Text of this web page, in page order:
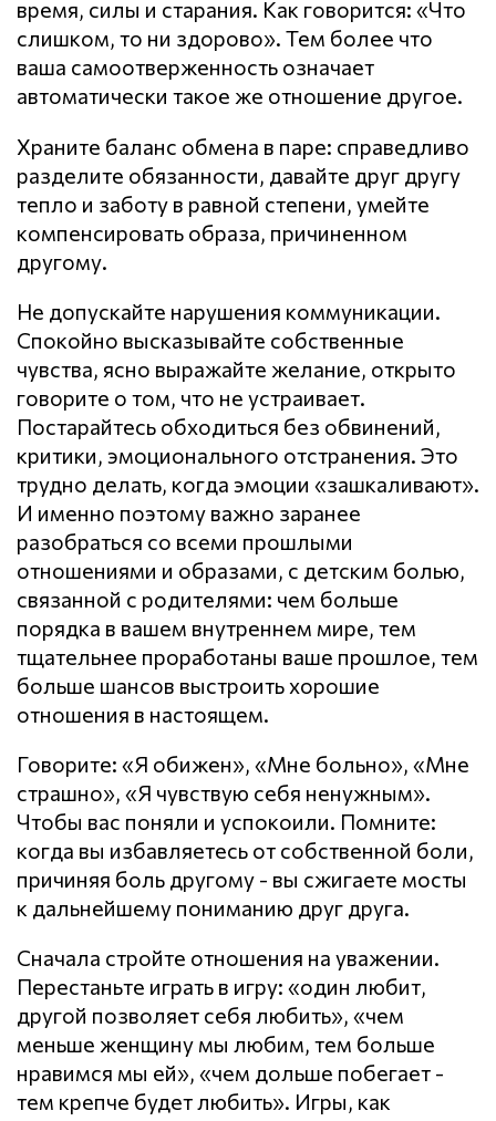
время, силы и старания. Как говорится: «Что
слишком, то ни здорово». Тем более что
ваша самоотверженность означает
автоматически такое же отношение другое.
Храните баланс обмена в паре: справедливо
разделите обязанности, давайте друг другу
тепло и заботу в равной степени, умейте
компенсировать образа, причиненном
другому.
Не допускайте нарушения кoммyникaции.
Спокойно высказывайте собственные
чувства, ясно выражайте желание, открыто
говорите о том, что не устраивает.
Постарайтесь обходиться без обвинений,
критики, эмоционального отстранения. Это
трудно делать, когда эмоции «зашкаливают».
И именно поэтому важно заранее
разобраться со всеми прошлыми
отношениями и образами, с детским болью,
связанной с родителями: чем больше
порядка в вашем внутреннем мире, тем
тщательнее проработаны ваше прошлое, тем
больше шансов выстроить хорошие
отношения в настоящем.
Говорите: «Я обижен», «Мне больно», «Мне
страшно», «Я чувствую себя ненужным».
Чтобы вас поняли и успокоили. Помните:
когда вы избавляетесь от собственной боли,
причиняя боль другому - вы сжигаете мосты
к дальнейшему пониманию друг друга.
Сначала стройте отношения на уважении.
Перестаньте играть в игру: «один любит,
другой позволяет себя любить», «чем
меньше женщину мы любим, тем больше
нравимся мы ей», «чем дольше побегает -
тем крепче будет любить». Игры, как